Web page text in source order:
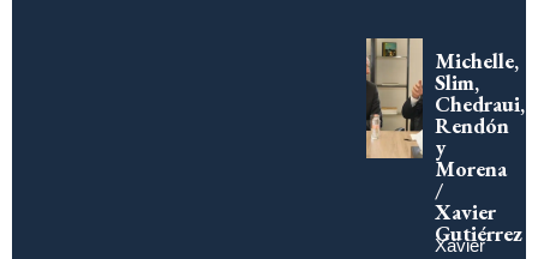
Michelle,
Slim,
Chedraui,
Rendón
y
Morena
/
Xavier
Gutiérrez
Xavier